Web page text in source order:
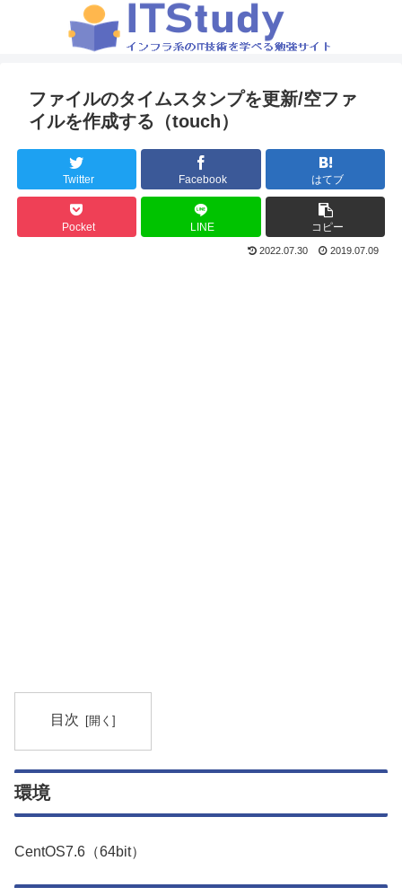
ファイルのタイムスタンプを更新/空ファ
イルを作成する（touch）
Twitter Facebook はてブ
Pocket LINE コピー
2022.07.30 2019.07.09
目次
環境
CentOS7.6（64bit）